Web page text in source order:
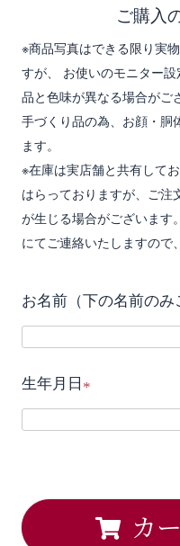
ご購入
※商品写真はできる限り実
すが、 お使いのモニター
品と色味が異なる場合がご
手づくり品の為、お顔・胴
ます。
※在庫は実店舗と共有して
はらっておりますが、ご注
が生じる場合がございます
にてご連絡いたしますので
お名前（下の名前のみ
生年月日
(
)
カ